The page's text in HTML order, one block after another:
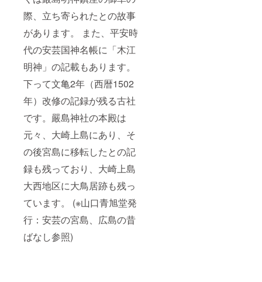
際、立ち寄られたとの故事
があります。 また、平安時
代の安芸国神名帳に「木江
明神」の記載もあります。
下って文亀2年（西暦1502
年）改修の記録が残る古社
です。嚴島神社の本殿は
元々、大崎上島にあり、そ
の後宮島に移転したとの記
録も残っており、大崎上島
大西地区に大鳥居跡も残っ
ています。 (※山口青旭堂発
行：安芸の宮島、広島の昔
ばなし参照)